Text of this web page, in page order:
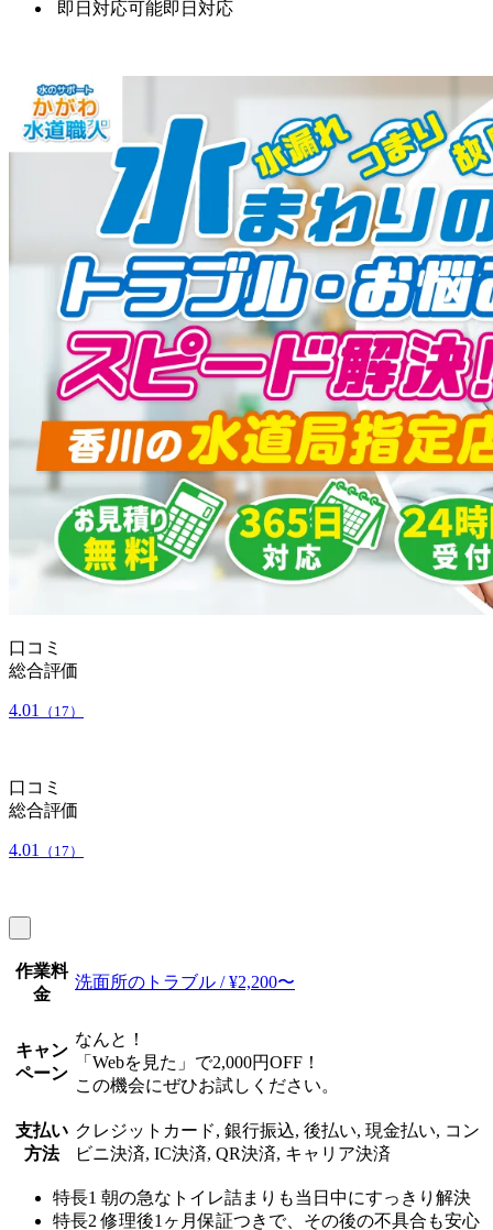
即日対応可能即日対応
口コミ
総合評価
4.01 （17）
口コミ
総合評価
4.01 （17）
作業料
金
洗面所のトラブル / ¥2,200〜
キャン
ペーン
なんと！
「Webを見た」で2,000円OFF！
この機会にぜひお試しください。
支払い
方法
クレジットカード, 銀行振込, 後払い, 現金払い, コン
ビニ決済, IC決済, QR決済, キャリア決済
特長1 朝の急なトイレ詰まりも当日中にすっきり解決
特長2 修理後1ヶ月保証つきで、その後の不具合も安心